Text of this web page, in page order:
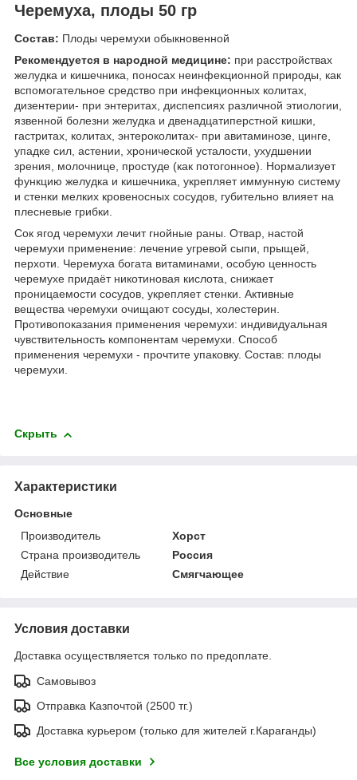
Черемуха, плоды 50 гр
Состав: Плоды черемухи обыкновенной
Рекомендуется в народной медицине: при расстройствах
желудка и кишечника, поносах неинфекционной природы, как
вспомогательное средство при инфекционных колитах,
дизентерии- при энтеритах, диспепсиях различной этиологии,
язвенной болезни желудка и двенадцатиперстной кишки,
гастритах, колитах, энтероколитах- при авитаминозе, цинге,
упадке сил, астении, хронической усталости, ухудшении
зрения, молочнице, простуде (как потогонное). Нормализует
функцию желудка и кишечника, укрепляет иммунную систему
и стенки мелких кровеносных сосудов, губительно влияет на
плесневые грибки.
Сок ягод черемухи лечит гнойные раны. Отвар, настой
черемухи применение: лечение угревой сыпи, прыщей,
перхоти. Черемуха богата витаминами, особую ценность
черемухе придаёт никотиновая кислота, снижает
проницаемости сосудов, укрепляет стенки. Активные
вещества черемухи очищают сосуды, холестерин.
Противопоказания применения черемухи: индивидуальная
чувствительность компонентам черемухи. Способ
применения черемухи - прочтите упаковку. Состав: плоды
черемухи.
Скрыть
Характеристики
Основные
Производитель
Хорст
Страна производитель
Россия
Действие
Смягчающее
Условия доставки
Доставка осуществляется только по предоплате.
Самовывоз
Отправка Казпочтой (2500 тг.)
Доставка курьером (только для жителей г.Караганды)
Все условия доставки